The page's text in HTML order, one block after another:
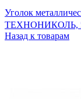
Уголок
ТЕХНОНИКОЛЬ,
Назад к товарам